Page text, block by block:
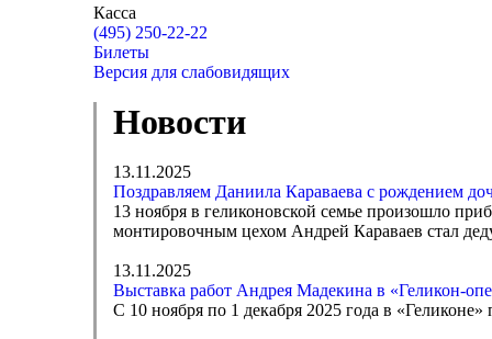
Касса
(495) 250-22-22
Билеты
Версия для слабовидящих
Новости
13.11.2025
Поздравляем Даниила Караваева с рождением
13 ноября в геликоновской семье произошло
монтировочным цехом Андрей Караваев стал
13.11.2025
Выставка работ Андрея Мадекина в «Геликон-
С 10 ноября по 1 декабря 2025 года в